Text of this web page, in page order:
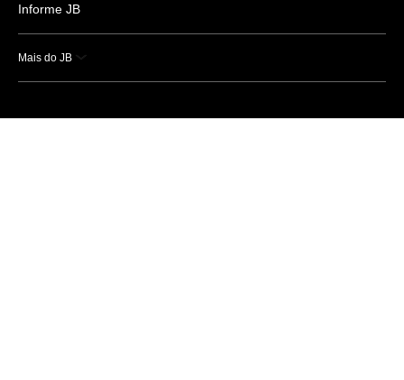
Informe JB
Mais do JB
Esportes